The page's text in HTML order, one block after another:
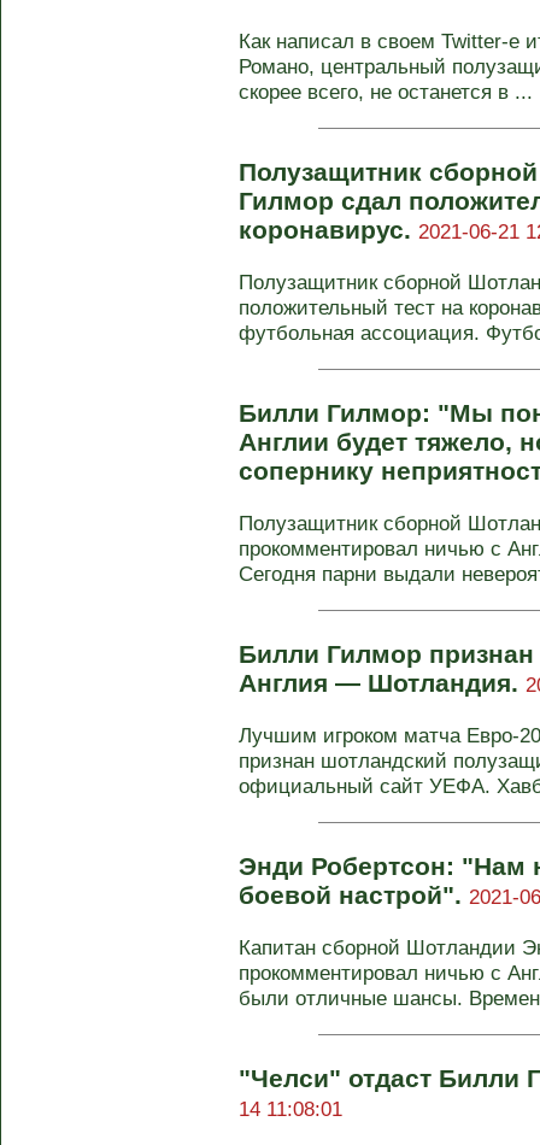
Как написал в своем Twitter-e
Романо, центральный
скорее всего, не останется в ...
Полузащитник
Гилмор сдал
коронавирус. 2021-06-21
Полузащитник сборной
положительный тест на
футбольная ассоциация.
Билли Гилмор: "Мы
Англии будет тяжело,
сопернику
Полузащитник сборной
прокомментировал ничью с
Сегодня парни выдали
Билли Гилмор
Англия — Шотландия.
Лучшим игроком матча Евро-
признан шотландский
официальный сайт УЕФА.
Энди Робертсон: "Нам
боевой настрой". 2021-
Капитан сборной Шотландии
прокомментировал ничью с
были отличные шансы.
"Челси" отдаст Билли
14 11:08:01